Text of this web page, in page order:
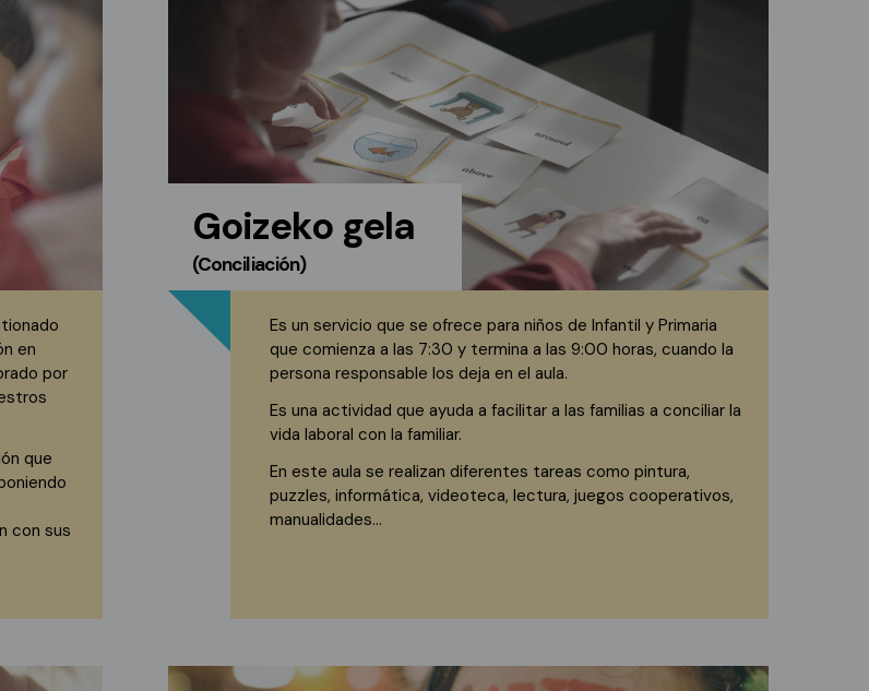
en
por
que
con sus
Goizeko gela
(Conciliación)
Es un servicio que se ofrece para niños de Infantil y Primaria
que comienza a las 7:30 y termina a las 9:00 horas, cuando la
persona responsable los deja en el aula.
Es una actividad que ayuda a facilitar a las familias a conciliar la
vida laboral con la familiar.
En este aula se realizan diferentes tareas como pintura,
puzzles, informática, videoteca, lectura, juegos cooperativos,
manualidades...